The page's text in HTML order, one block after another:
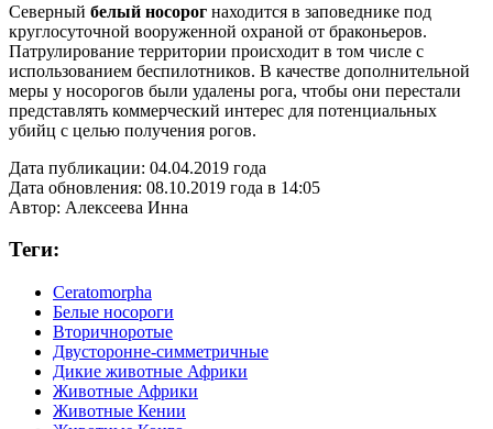
Северный белый носорог находится в заповеднике под
круглосуточной вооруженной охраной от браконьеров.
Патрулирование территории происходит в том числе с
использованием беспилотников. В качестве дополнительной
меры у носорогов были удалены рога, чтобы они перестали
представлять коммерческий интерес для потенциальных
убийц с целью получения рогов.
Дата публикации: 04.04.2019 года
Дата обновления: 08.10.2019 года в 14:05
Автор: Алексеева Инна
Теги:
Ceratomorpha
Белые носороги
Вторичноротые
Двусторонне-симметричные
Дикие животные Африки
Животные Африки
Животные Кении